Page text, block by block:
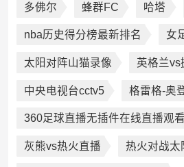
多佛尔 蜂群FC 哈塔
nba历史得分榜最新排名 女
太阳对阵山猫录像 英格兰vs
中央电视台cctv5 格雷格-奥
360足球直播无插件在线直播观看
灰熊vs热火直播 热火对战太